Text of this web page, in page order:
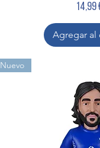
Precio
14,99
Agregar al
Nuevo